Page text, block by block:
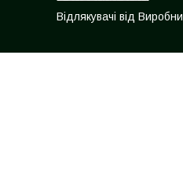
Відлякувачі від